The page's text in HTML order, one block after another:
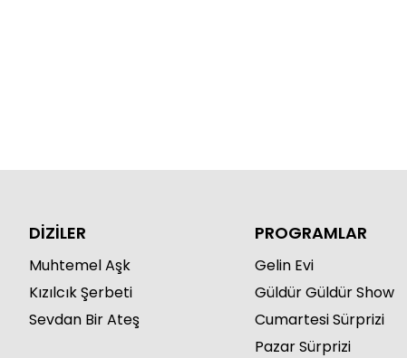
DİZİLER
Muhtemel Aşk
Kızılcık Şerbeti
Sevdan Bir Ateş
PROGRAMLAR
Gelin Evi
Güldür Güldür Show
Cumartesi Sürprizi
Pazar Sürprizi